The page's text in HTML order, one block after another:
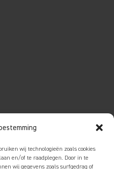
wij technologieën zoals cookies
en/of te raadplegen. Door in te
wij gegevens zoals surfgedrag of